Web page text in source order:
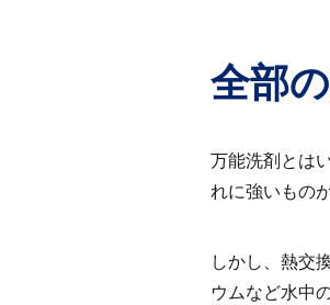
全部
万能洗剤とは
れに強いもの
しかし、熱交
ウムなど水中